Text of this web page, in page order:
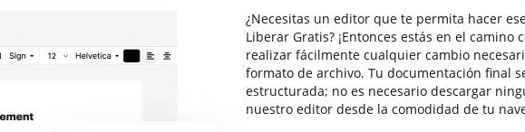
¿Necesitas un editor que te permita hacer
Liberar Gratis? ¡Entonces estás en el camino
realizar fácilmente cualquier cambio
formato de archivo. Tu documentación final
estructurada; no es necesario descargar
nuestro editor desde la comodidad de tu